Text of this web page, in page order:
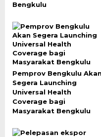
Bengkulu
Pemprov Bengkulu Akan
Segera Launching
Universal Health
Coverage bagi
Masyarakat Bengkulu